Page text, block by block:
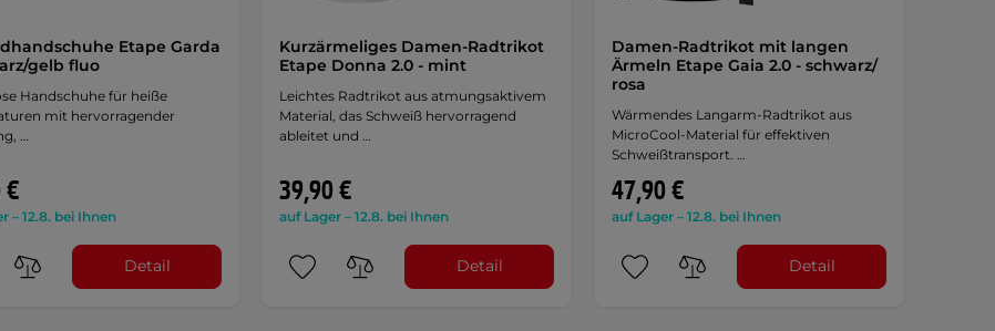
Etape Garda
gelb fluo
Handschuhe für heiße
mit hervorragender
…
€
– 12.8. bei Ihnen
Detail
Kurzärmeliges Damen-Radtrikot
Etape Donna 2.0 - mint
Leichtes Radtrikot aus atmungsaktivem
Material, das Schweiß hervorragend
ableitet und …
39,90 €
auf Lager – 12.8. bei Ihnen
Detail
Damen-Radtrikot mit langen
Ärmeln Etape Gaia 2.0 - schwarz/
rosa
Wärmendes Langarm-Radtrikot aus
MicroCool-Material für effektiven
Schweißtransport. …
47,90 €
auf Lager – 12.8. bei Ihnen
Detail